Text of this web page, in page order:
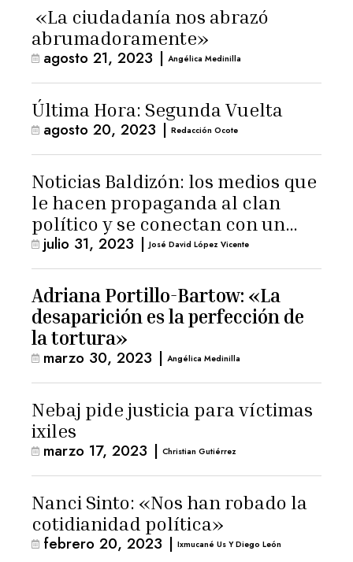
«La ciudadanía nos abrazó
abrumadoramente»
agosto 21, 2023 | Angélica Medinilla
Última Hora: Segunda Vuelta
agosto 20, 2023 | Redacción Ocote
Noticias Baldizón: los medios que
le hacen propaganda al clan
político y se conectan con un
hombre de confianza de
Giammattei
julio 31, 2023 | José David López Vicente
Adriana Portillo-Bartow: «La
desaparición es la perfección de
la tortura»
marzo 30, 2023 | Angélica Medinilla
Nebaj pide justicia para víctimas
ixiles
marzo 17, 2023 | Christian Gutiérrez
Nanci Sinto: «Nos han robado la
cotidianidad política»
febrero 20, 2023 | Ixmucané Us Y Diego León